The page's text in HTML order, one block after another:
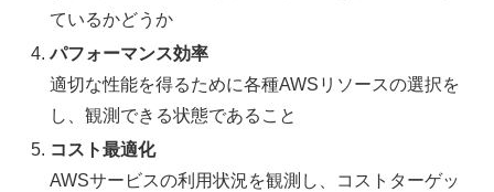
ているかどうか
パフォーマンス効率
適切な性能を得るために各種AWSリソースの選択を
し、観測できる状態であること
コスト最適化
AWSサービスの利用状況を観測し、コストターゲッ